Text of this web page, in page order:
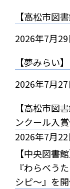
【高松市図
2026年7月29
【夢みらい
2026年7月27
【高松市図
ンクール入
2026年7月22
【中央図書
『わらべう
シピ～』を